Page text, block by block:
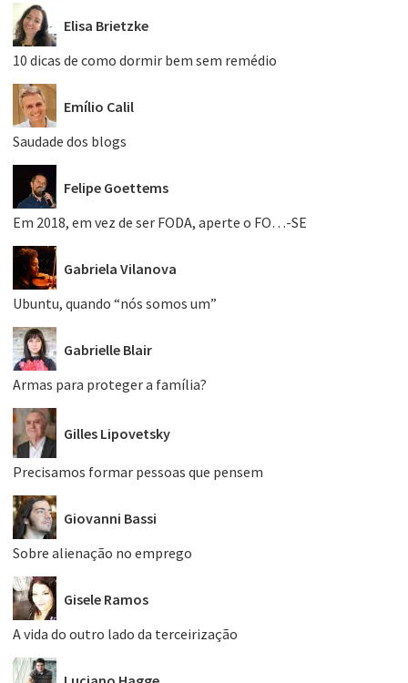
Elisa Brietzke
10 dicas de como dormir bem sem remédio
Emílio Calil
Saudade dos blogs
Felipe Goettems
Em 2018, em vez de ser FODA, aperte o FO…-SE
Gabriela Vilanova
Ubuntu, quando “nós somos um”
Gabrielle Blair
Armas para proteger a família?
Gilles Lipovetsky
Precisamos formar pessoas que pensem
Giovanni Bassi
Sobre alienação no emprego
Gisele Ramos
A vida do outro lado da terceirização